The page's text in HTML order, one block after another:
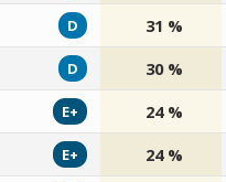
D 31 %
D 30 %
E+ 24 %
E+ 24 %